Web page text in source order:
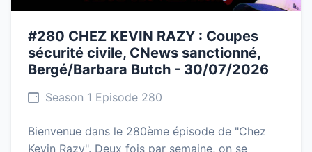
#280 CHEZ KEVIN RAZY : Coupes
sécurité civile, CNews sanctionné,
Bergé/Barbara Butch - 30/07/2026
Season 1 Episode 280
Bienvenue dans le 280ème épisode de "Chez
Kevin Razy". Deux fois par semaine, on se